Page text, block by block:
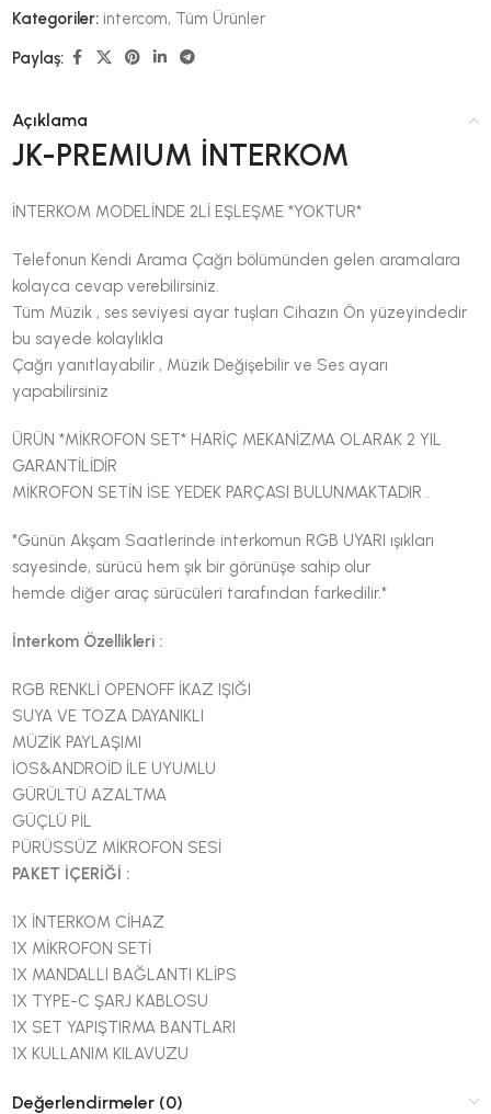
Kategoriler: intercom, Tüm Ürünler
Paylaş:
Açıklama
JK-PREMIUM İNTERKOM
İNTERKOM MODELİNDE 2Lİ EŞLEŞME *YOKTUR*
Telefonun Kendi Arama Çağrı bölümünden gelen aramalara
kolayca cevap verebilirsiniz.
Tüm Müzik , ses seviyesi ayar tuşları Cihazın Ön yüzeyindedir
bu sayede kolaylıkla
Çağrı yanıtlayabilir , Müzik Değişebilir ve Ses ayarı
yapabilirsiniz
ÜRÜN *MİKROFON SET* HARİÇ MEKANİZMA OLARAK 2 YIL
GARANTİLİDİR
MİKROFON SETİN İSE YEDEK PARÇASI BULUNMAKTADIR .
*Günün Akşam Saatlerinde interkomun RGB UYARI ışıkları
sayesinde, sürücü hem şık bir görünüşe sahip olur
hemde diğer araç sürücüleri tarafından farkedilir.*
İnterkom Özellikleri :
RGB RENKLİ OPENOFF İKAZ IŞIĞI
SUYA VE TOZA DAYANIKLI
MÜZİK PAYLAŞIMI
İOS&ANDROİD İLE UYUMLU
GÜRÜLTÜ AZALTMA
GÜÇLÜ PİL
PÜRÜSSÜZ MİKROFON SESİ
PAKET İÇERİĞİ :
1X İNTERKOM CİHAZ
1X MİKROFON SETİ
1X MANDALLI BAĞLANTI KLİPS
1X TYPE-C ŞARJ KABLOSU
1X SET YAPIŞTIRMA BANTLARI
1X KULLANIM KILAVUZU
Değerlendirmeler (0)